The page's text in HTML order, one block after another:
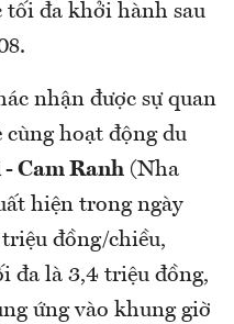
tối đa khởi hành sau
nhận được sự quan
hoạt động du
Cam Ranh (Nha
hiện trong ngày
đồng/chiều,
đa là 3,4 triệu đồng,
ứng vào khung giờ